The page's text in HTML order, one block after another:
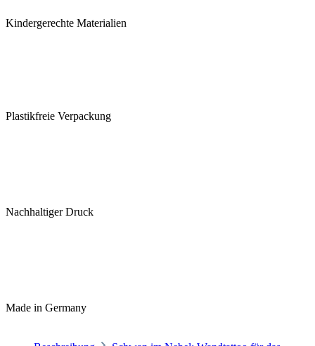
Kindergerechte Materialien
Plastikfreie Verpackung
Nachhaltiger Druck
Made in Germany